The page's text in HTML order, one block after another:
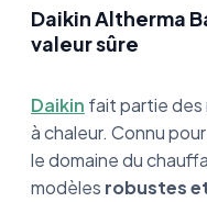
Daikin Altherma
valeur sûre
Daikin fait partie des
à chaleur. Connu
le domaine du
modèles robustes